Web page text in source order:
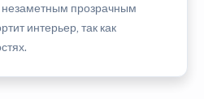
прозрачным
интерьер, так как